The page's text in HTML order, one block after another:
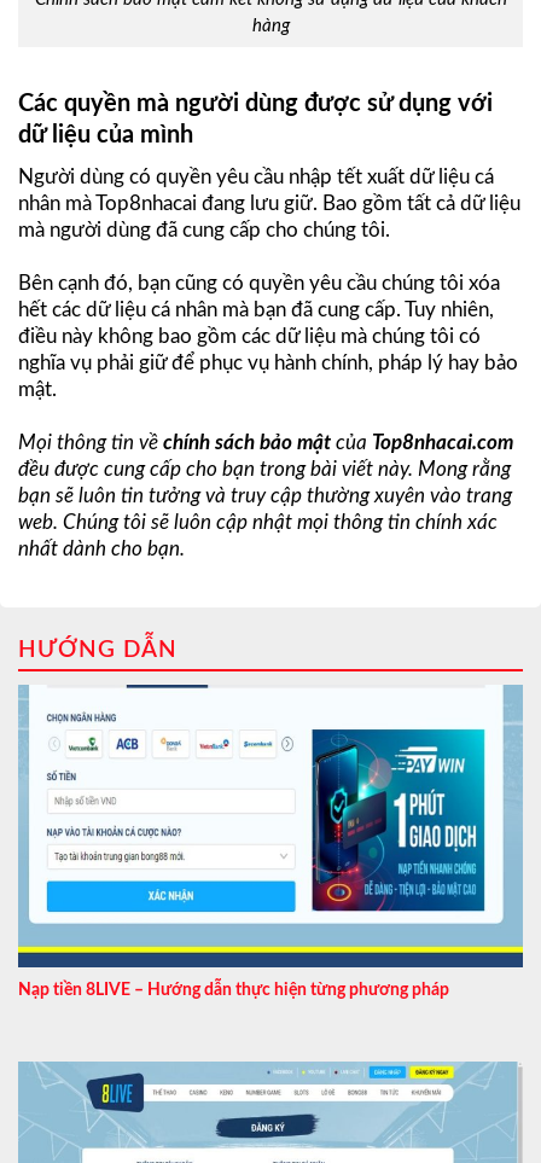
hàng
Các quyền mà người dùng được sử dụng với
dữ liệu của mình
Người dùng có quyền yêu cầu nhập tết xuất dữ liệu cá
nhân mà Top8nhacai đang lưu giữ. Bao gồm tất cả dữ liệu
mà người dùng đã cung cấp cho chúng tôi.
Bên cạnh đó, bạn cũng có quyền yêu cầu chúng tôi xóa
hết các dữ liệu cá nhân mà bạn đã cung cấp. Tuy nhiên,
điều này không bao gồm các dữ liệu mà chúng tôi có
nghĩa vụ phải giữ để phục vụ hành chính, pháp lý hay bảo
mật.
Mọi thông tin về chính sách bảo mật của Top8nhacai.com
đều được cung cấp cho bạn trong bài viết này. Mong rằng
bạn sẽ luôn tin tưởng và truy cập thường xuyên vào trang
web. Chúng tôi sẽ luôn cập nhật mọi thông tin chính xác
nhất dành cho bạn.
HƯỚNG DẪN
Nạp tiền 8LIVE – Hướng dẫn thực hiện từng phương pháp